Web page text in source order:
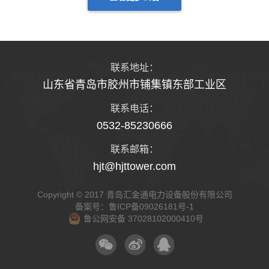
联系地址：
山东省青岛市胶州市铺集镇东部工业区
联系电话：
0532-85230666
联系邮箱：
hjt@hjttower.com
Copyright © 2017 青岛汇金通电力设备股份有限公司
备案号： 鲁ICP备09026181号-1
鲁公网安备 37028102000410号